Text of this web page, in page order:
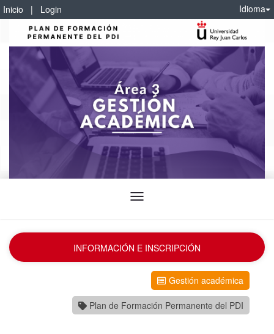
Inicio | Login Idioma
Idioma
INFORMACIÓN E INSCRIPCIÓN
Gestión académica
Plan de Formación Permanente del PDI